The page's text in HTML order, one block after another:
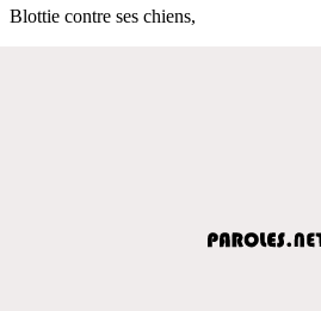
Blottie contre ses chiens,